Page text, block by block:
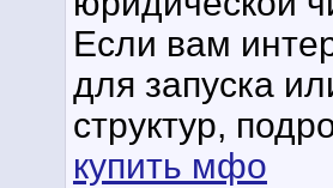
Если вам
для запуска
структур,
купить мфо